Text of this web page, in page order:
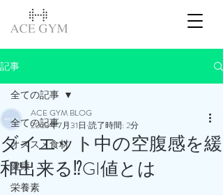
記事
全ての記事
オススメ食材
健康
栄養素
全ての記事
ダイエット中の空腹感を緩
和出来る⁉️GI値とは
ACE GYM BLOG
2023年7月31日 読了時間: 2分